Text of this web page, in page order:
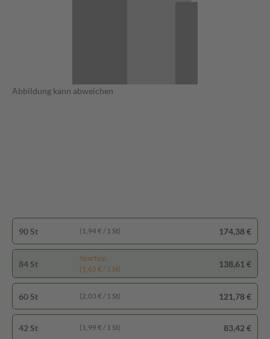
Abbildung kann abweichen
90 St (1,94 € / 1 St) 174,38 €
84 St
Spartipp
(1,65 € / 1 St)
138,61 €
60 St (2,03 € / 1 St) 121,78 €
42 St (1,99 € / 1 St) 83,42 €